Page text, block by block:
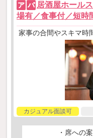
ア パ 居酒屋ホール
場有／食事付／短時
家事の合間やスキマ時
カジュアル面談可
・席への